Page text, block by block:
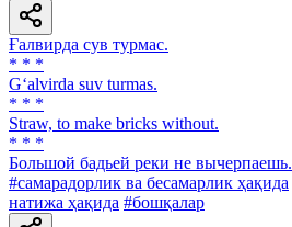
Ғалвирда сув турмас.
* * *
G‘alvirda suv turmas.
* * *
Straw, tо make bricks without.
* * *
Большой бадьей реки не вычерпаешь.
#самарадорлик ва бесамарлик ҳақида
натижа ҳақида #бошқалар